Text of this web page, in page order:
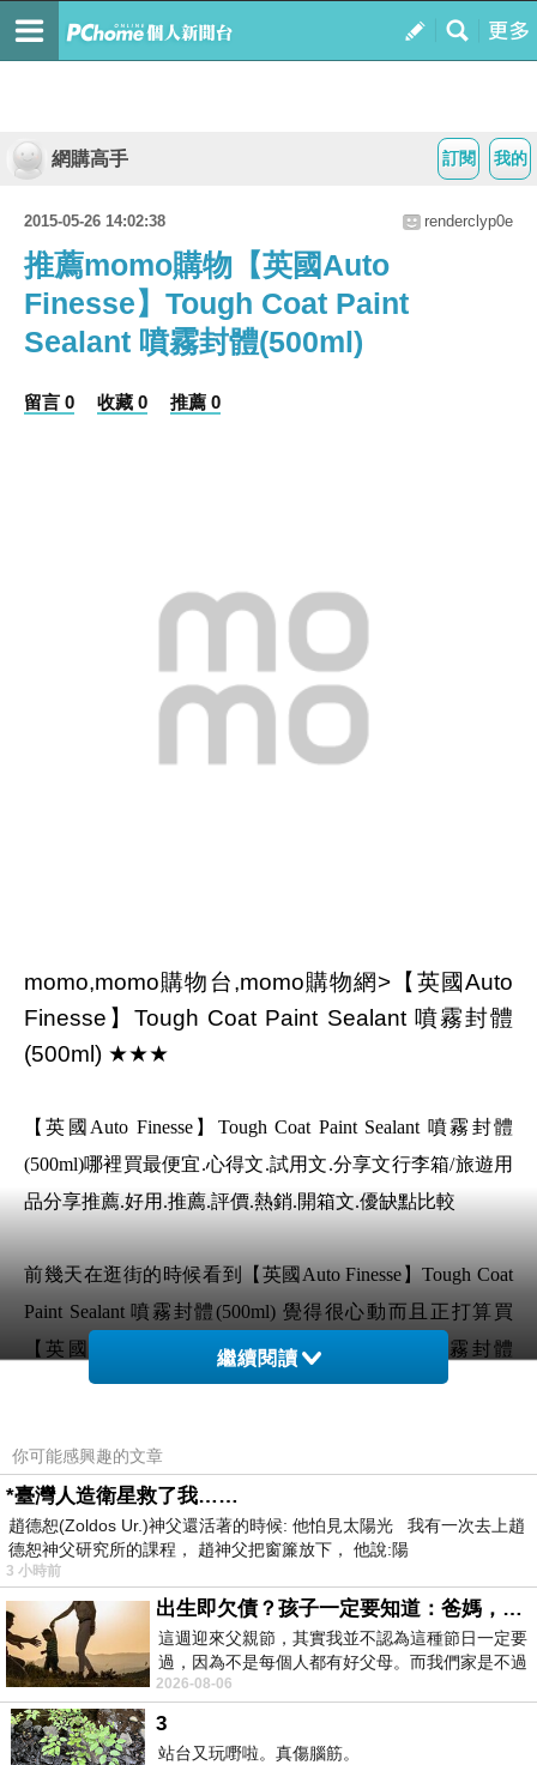
我的
訂閱
網購高手
2015-05-26 14:02:38 renderclyp0e
推薦momo購物【英國Auto
Finesse】Tough Coat Paint
Sealant 噴霧封體(500ml)
留言 0 收藏 0 推薦 0
momo,momo購物台,momo購物網>【英國Auto
Finesse】Tough Coat Paint Sealant 噴霧封體
(500ml) ★★★
【英國Auto Finesse】Tough Coat Paint Sealant 噴霧封體
(500ml)哪裡買最便宜.心得文.試用文.分享文行李箱/旅遊用
品分享推薦.好用.推薦.評價.熱銷.開箱文.優缺點比較
前幾天在逛街的時候看到【英國Auto Finesse】Tough Coat
Paint Sealant 噴霧封體(500ml) 覺得很心動而且正打算買
【英國Auto Finesse】Tough Coat Paint Sealant 噴霧封體
但是我想【英國Auto Finesse】Tough Coat Paint Sealant 噴霧
封體(500ml) 在網路上買應該會比較便宜，【英國Auto
Finesse】Tough Coat Paint Sealant 噴霧封體(500ml)而且24小
時都能買，上網慢慢挑選，不用等店家開門也不用看店員
臉色
想要購買【英國Auto Finesse】Tough Coat
Paint Sealant 噴霧封體(500ml)已經想很多天了!
也求助谷哥大神 發現【英國Auto Finesse】
繼續閱讀
你可能感興趣的文章
*臺灣人造衛星救了我……
趙德恕(Zoldos Ur.)神父還活著的時候: 他怕見太陽光 我有一次去上趙
德恕神父研究所的課程， 趙神父把窗簾放下， 他說:陽
3 小時前
出生即欠債？孩子一定要知道：爸媽，其實我不欠你們
這週迎來父親節，其實我並不認為這種節日一定要
過，因為不是每個人都有好父母。而我們家是不過
節的，平時也沒什麼儀式感，生活趨近冷
2026-08-06
3
站台又玩嘢啦。真傷腦筋。